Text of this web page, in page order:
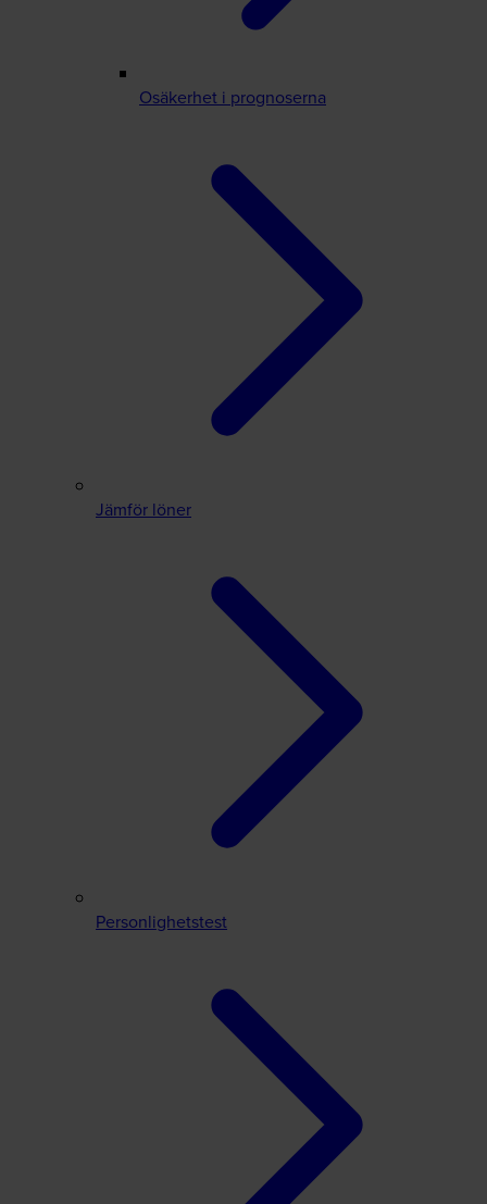
Osäkerhet i prognoserna
Jämför löner
Personlighetstest